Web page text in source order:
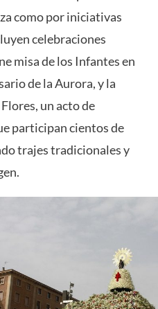
como por iniciativas
celebraciones
misa de los Infantes en
de la Aurora, y la
un acto de
participan cientos de
trajes tradicionales y
​.